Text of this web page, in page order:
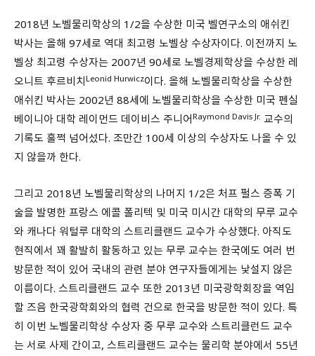
2018년 노벨물리학상의 1/2을 수상한 미국 벨연구소의 애쉬킨
박사는 올해 97세로 역대 최고령 노벨상 수상자이다. 이전까지 노
벨상 최고령 수상자는 2007년 90세로 노벨경제학상을 수상한 레
오니트 후르비치Leonid Hurwicz이다. 올해 노벨물리학상을 수상한
애쉬킨 박사는 2002년 88세에 노벨물리학상을 수상한 미국 펜실
베이니아 대학 레이먼드 데이비스 주니어Raymond Davis Jr. 교수의
기록도 훌쩍 넘어섰다. 조만간 100세 이상의 수상자도 나올 수 있
지 않을까 한다.
그리고 2018년 노벨물리학상의 나머지 1/2은 처프 펄스 증폭 기
술을 발명한 프랑스 에콜 폴리텍 및 미국 미시간 대학의 무루 교수
와 캐나다 워털루 대학의 스트리클랜드 교수가 수상했다. 아직도
현직에서 꽤 활발히 활동하고 있는 무루 교수는 한국에도 여러 번
방문한 적이 있어 국내의 관련 분야 연구자들에게는 낯설지 않은
이름이다. 스트리클랜드 교수 또한 2013년 미국광학회장을 역임
할 즈음 한국광학회와의 협력 건으로 한국을 방문한 적이 있다. 특
히 이번 노벨물리학상 수상자 중 무루 교수와 스트리클런드 교수
는 서로 사제 간이고, 스트리클랜드 교수는 물리학 분야에서 55년